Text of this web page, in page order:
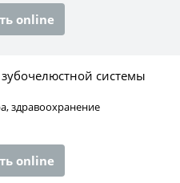
online
системы
здравоохранение
online